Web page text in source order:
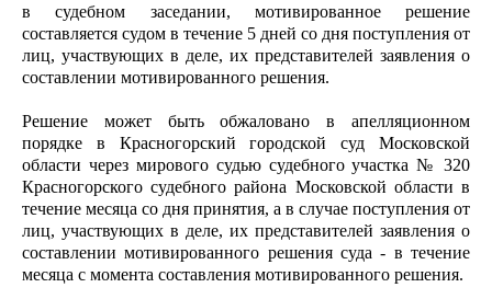
в судебном заседании, мотивированное решение
составляется судом в течение 5 дней со дня поступления от
лиц, участвующих в деле, их представителей заявления о
составлении мотивированного решения.
Решение может быть обжаловано в апелляционном
порядке в Красногорский городской суд Московской
области через мирового судью судебного участка № 320
Красногорского судебного района Московской области в
течение месяца со дня принятия, а в случае поступления от
лиц, участвующих в деле, их представителей заявления о
составлении мотивированного решения суда - в течение
месяца с момента составления мотивированного решения.